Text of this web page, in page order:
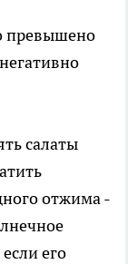
превышено
салаты
отжима -
его